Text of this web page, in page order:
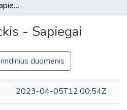
[Laiškai] / Branickis - Sapiegai
- Sapiegai
duomenis
2023-04-05T12:00:54Z